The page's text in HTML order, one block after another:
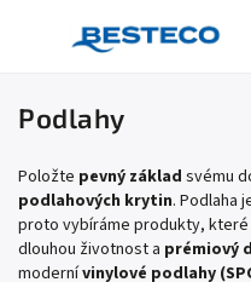
Podlahy
Položte pevný základ svému
podlahových krytin. Podlaha
proto vybíráme produkty,
dlouhou životnost a prémiový
modernívinylové podlahy